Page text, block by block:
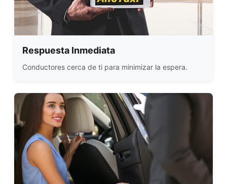
Respuesta Inmediata
Conductores cerca de ti para minimizar la espera.